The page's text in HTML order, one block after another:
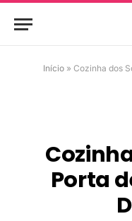
Início» Cozinha dos
Porta